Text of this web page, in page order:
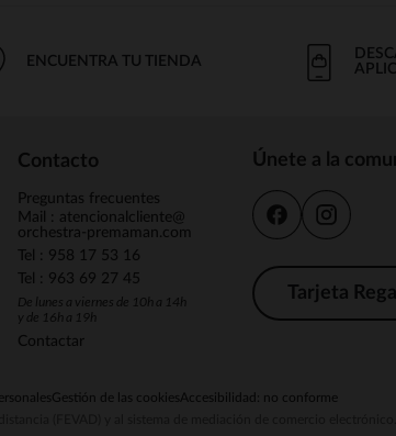
ENCUENTRA TU TIENDA
Contacto
Preguntas frecuentes
Mail : atencionalcliente@
orchestra-premaman.com
Tel : 958 17 53 16
Tel : 963 69 27 45
De lunes a viernes de 10h a 14h
y de 16h a 19h
Contactar
Únete a la
Tarjeta
Gestión de las cookiesAccesibilidad: no conforme